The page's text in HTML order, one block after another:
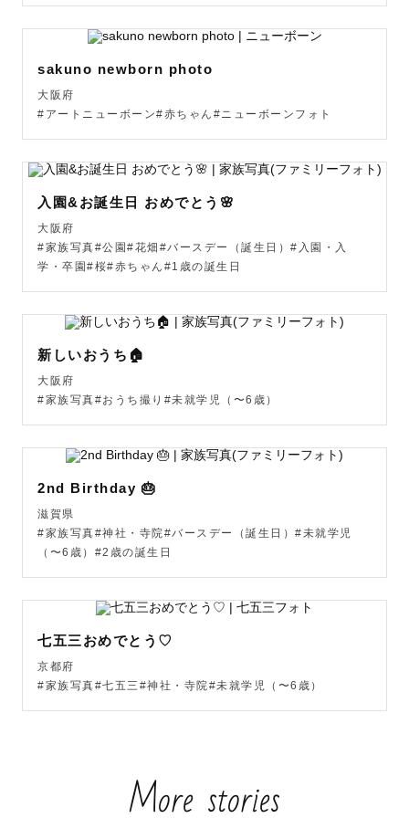
有名なニューボーンフォトグラファーのワークショップを
受講し、安心安全を心掛けています。
プレミアムポージングも対応しておりますで、お任せくだ
さい。(頬杖ポーズのみ対応しておりません)
◇通常プラン ◇
▶43,780円（税込）
▶２ポーズ+パーツカット+家族写真や日常写真
◇プレミアムポージングプラン◇
▶3ポーズ+パーツカット+家族写真や日常写真
↓ポーズは下記からお選びください。
・サイドポーズ
・はだかんぼ（黒背景 or シフォン）
★バムアップ（うつ伏せ）
★チンオンハンズ（手に顎を乗せたうつ伏せ）
★ポテトサック（自立したおくるみのポーズ）
※★はプレミアムポージングプランにて撮影可能
※時間延長オプション(＋11,000円)で1ポーズ追加可能
ください。所要時間は3時間程を予定しておりますが、赤ち
がございますのでご了承ください。
sakuno newborn photo
大阪府
#アートニューボーン#赤ちゃん#ニューボーンフォト
入園&お誕生日 おめでとう🌸
大阪府
#家族写真#公園#花畑#バースデー（誕生日）#入園・入
学・卒園#桜#赤ちゃん#1歳の誕生日
新しいおうち🏠
大阪府
#家族写真#おうち撮り#未就学児（〜6歳）
2nd Birthday 🎂
滋賀県
#家族写真#神社・寺院#バースデー（誕生日）#未就学児
（〜6歳）#2歳の誕生日
七五三おめでとう♡
京都府
#家族写真#七五三#神社・寺院#未就学児（〜6歳）
More stories